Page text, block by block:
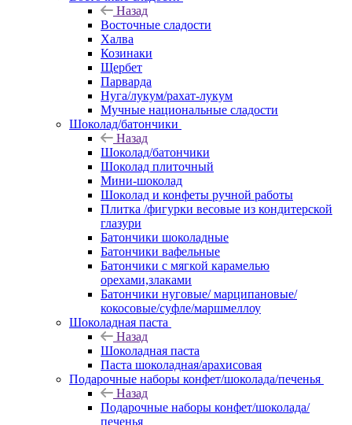
Назад
Восточные сладости
Халва
Козинаки
Щербет
Парварда
Нуга/лукум/рахат-лукум
Мучные национальные сладости
Шоколад/батончики
Назад
Шоколад/батончики
Шоколад плиточный
Мини-шоколад
Шоколад и конфеты ручной работы
Плитка /фигурки весовые из кондитерской
глазури
Батончики шоколадные
Батончики вафельные
Батончики с мягкой карамелью
орехами,злаками
Батончики нуговые/ марципановые/
кокосовые/суфле/маршмеллоу
Шоколадная паста
Назад
Шоколадная паста
Паста шоколадная/арахисовая
Подарочные наборы конфет/шоколада/печенья
Назад
Подарочные наборы конфет/шоколада/
печенья